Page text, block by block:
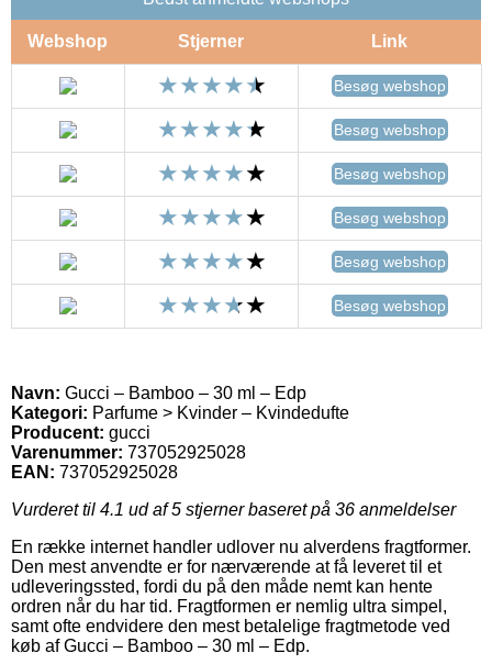
Webshop Stjerner Link
Besøg webshop
Besøg webshop
Besøg webshop
Besøg webshop
Besøg webshop
Besøg webshop
Navn: Gucci – Bamboo – 30 ml – Edp
Kategori: Parfume > Kvinder – Kvindedufte
Producent: gucci
Varenummer: 737052925028
EAN: 737052925028
Vurderet til 4.1 ud af 5 stjerner baseret på 36 anmeldelser
En række internet handler udlover nu alverdens fragtformer.
Den mest anvendte er for nærværende at få leveret til et
udleveringssted, fordi du på den måde nemt kan hente
ordren når du har tid. Fragtformen er nemlig ultra simpel,
samt ofte endvidere den mest betalelige fragtmetode ved
køb af Gucci – Bamboo – 30 ml – Edp.